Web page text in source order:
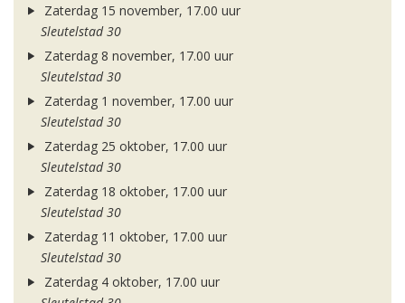
Zaterdag 15 november, 17.00 uur
Sleutelstad 30
Zaterdag 8 november, 17.00 uur
Sleutelstad 30
Zaterdag 1 november, 17.00 uur
Sleutelstad 30
Zaterdag 25 oktober, 17.00 uur
Sleutelstad 30
Zaterdag 18 oktober, 17.00 uur
Sleutelstad 30
Zaterdag 11 oktober, 17.00 uur
Sleutelstad 30
Zaterdag 4 oktober, 17.00 uur